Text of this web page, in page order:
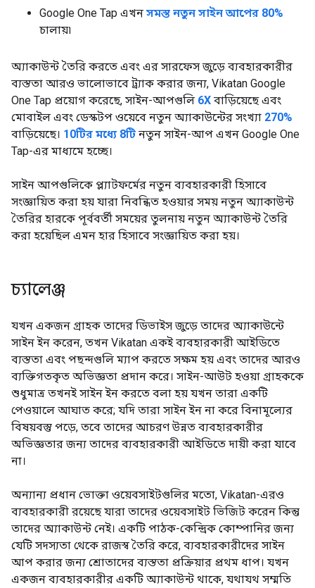
Google One Tap এখন সমস্ত নতুন সাইন আপের 80%
চালায়৷
অ্যাকাউন্ট তৈরি করতে এবং এর সারফেস জুড়ে ব্যবহারকারীর
ব্যস্ততা আরও ভালোভাবে ট্র্যাক করার জন্য, Vikatan Google
One Tap প্রয়োগ করেছে, সাইন-আপগুলি 6X বাড়িয়েছে এবং
মোবাইল এবং ডেস্কটপ ওয়েবে নতুন অ্যাকাউন্টের সংখ্যা 270%
বাড়িয়েছে। 10টির মধ্যে 8টি নতুন সাইন-আপ এখন Google One
Tap-এর মাধ্যমে হচ্ছে।
সাইন আপগুলিকে প্ল্যাটফর্মের নতুন ব্যবহারকারী হিসাবে
সংজ্ঞায়িত করা হয় যারা নিবন্ধিত হওয়ার সময় নতুন অ্যাকাউন্ট
তৈরির হারকে পূর্ববর্তী সময়ের তুলনায় নতুন অ্যাকাউন্ট তৈরি
করা হয়েছিল এমন হার হিসাবে সংজ্ঞায়িত করা হয়।
চ্যালেঞ্জ
যখন একজন গ্রাহক তাদের ডিভাইস জুড়ে তাদের অ্যাকাউন্টে
সাইন ইন করেন, তখন Vikatan একই ব্যবহারকারী আইডিতে
ব্যস্ততা এবং পছন্দগুলি ম্যাপ করতে সক্ষম হয় এবং তাদের আরও
ব্যক্তিগতকৃত অভিজ্ঞতা প্রদান করে। সাইন-আউট হওয়া গ্রাহককে
শুধুমাত্র তখনই সাইন ইন করতে বলা হয় যখন তারা একটি
পেওয়ালে আঘাত করে; যদি তারা সাইন ইন না করে বিনামূল্যের
বিষয়বস্তু পড়ে, তবে তাদের আচরণ উন্নত ব্যবহারকারীর
অভিজ্ঞতার জন্য তাদের ব্যবহারকারী আইডিতে দায়ী করা যাবে
না।
অন্যান্য প্রধান ভোক্তা ওয়েবসাইটগুলির মতো, Vikatan-এরও
ব্যবহারকারী রয়েছে যারা তাদের ওয়েবসাইট ভিজিট করেন কিন্তু
তাদের অ্যাকাউন্ট নেই। একটি পাঠক-কেন্দ্রিক কোম্পানির জন্য
যেটি সদস্যতা থেকে রাজস্ব তৈরি করে, ব্যবহারকারীদের সাইন
আপ করার জন্য শ্রোতাদের ব্যস্ততা প্রক্রিয়ার প্রথম ধাপ। যখন
একজন ব্যবহারকারীর একটি অ্যাকাউন্ট থাকে, যথাযথ সম্মতি